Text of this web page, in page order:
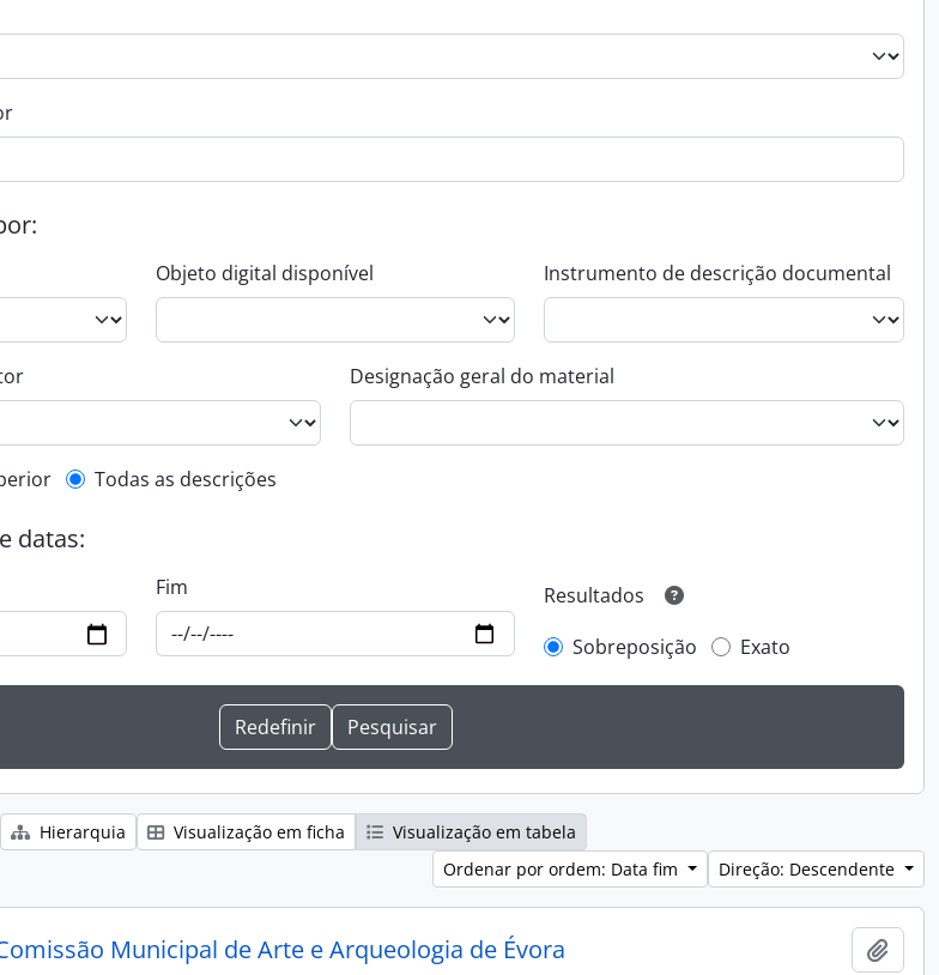
Objeto digital disponível Instrumento de descrição documental
Designação geral do material
filterTodas as descrições
datas:
Fim
Resultados
Sobreposição
Exato
Hierarquia Visualização em ficha
Visualização em tabela
Ordenar por ordem: Data fim
Direção: Descendente
Municipal de Arte e Arqueologia de Évora